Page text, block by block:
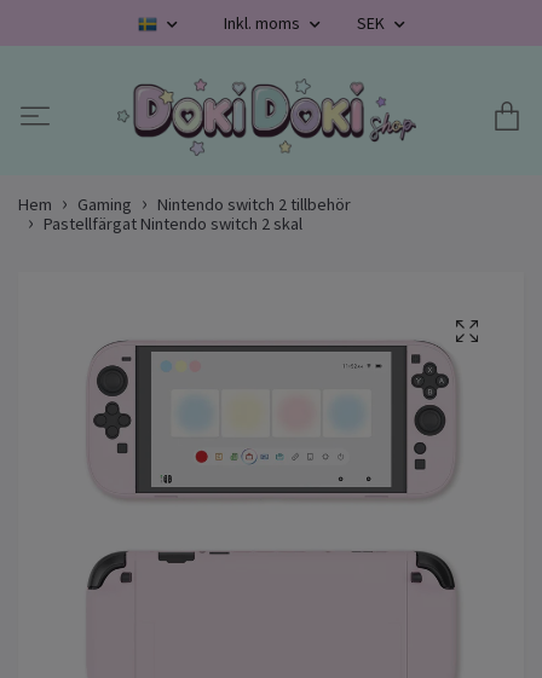
Inkl. moms SEK
Hem Gaming
Nintendo switch 2 tillbehör
Pastellfärgat Nintendo switch 2 skal